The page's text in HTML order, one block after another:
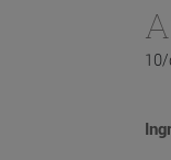
10/